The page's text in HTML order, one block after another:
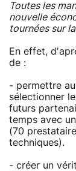
Toutes les
nouvelle
tournées sur
En effet,
de :
- permettre
sélectionner
futurs
temps avec
(70
techniques).
- créer un